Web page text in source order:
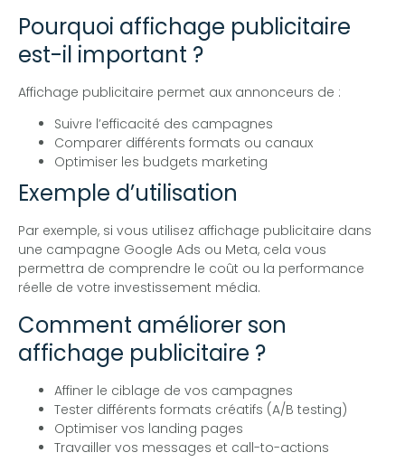
Pourquoi affichage publicitaire
est-il important ?
Affichage publicitaire permet aux annonceurs de :
Suivre l’efficacité des campagnes
Comparer différents formats ou canaux
Optimiser les budgets marketing
Exemple d’utilisation
Par exemple, si vous utilisez affichage publicitaire dans
une campagne Google Ads ou Meta, cela vous
permettra de comprendre le coût ou la performance
réelle de votre investissement média.
Comment améliorer son
affichage publicitaire ?
Affiner le ciblage de vos campagnes
Tester différents formats créatifs (A/B testing)
Optimiser vos landing pages
Travailler vos messages et call-to-actions